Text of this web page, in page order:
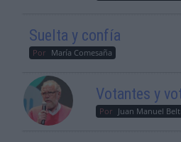
Suelta y confía
Por María Comesaña
Votantes y
Por Juan Manuel